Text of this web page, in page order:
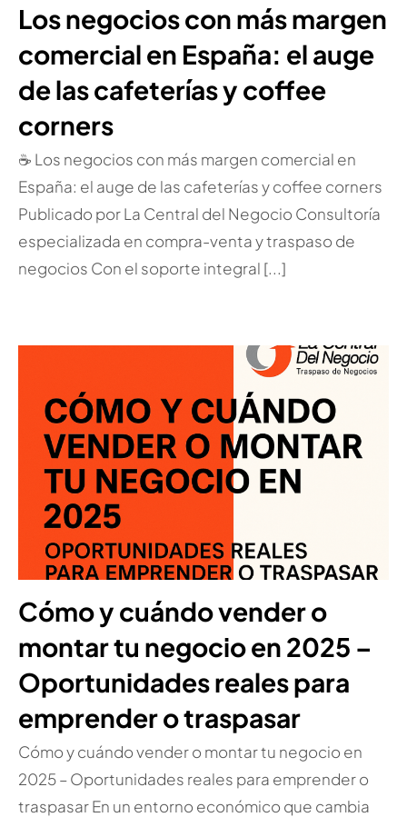
Los negocios con más margen
comercial en España: el auge
de las cafeterías y coffee
corners
☕ Los negocios con más margen comercial en
España: el auge de las cafeterías y coffee corners
Publicado por La Central del Negocio Consultoría
especializada en compra-venta y traspaso de
negocios Con el soporte integral [...]
Cómo y cuándo vender o
montar tu negocio en 2025 –
Oportunidades reales para
emprender o traspasar
Cómo y cuándo vender o montar tu negocio en
2025 – Oportunidades reales para emprender o
traspasar En un entorno económico que cambia